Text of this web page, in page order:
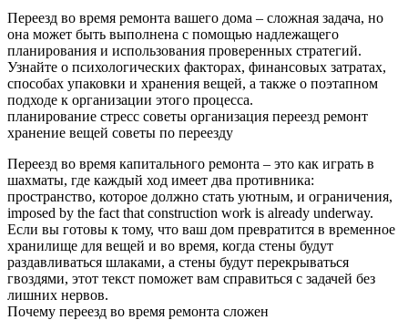
Переезд во время ремонта вашего дома – сложная задача, но
она может быть выполнена с помощью надлежащего
планирования и использования проверенных стратегий.
Узнайте о психологических факторах, финансовых затратах,
способах упаковки и хранения вещей, а также о поэтапном
подходе к организации этого процесса.
планирование стресс советы организация переезд ремонт
хранение вещей советы по переезду
Переезд во время капитального ремонта – это как играть в
шахматы, где каждый ход имеет два противника:
пространство, которое должно стать уютным, и ограничения,
imposed by the fact that construction work is already underway.
Если вы готовы к тому, что ваш дом превратится в временное
хранилище для вещей и во время, когда стены будут
раздавливаться шлаками, а стены будут перекрываться
гвоздями, этот текст поможет вам справиться с задачей без
лишних нервов.
Почему переезд во время ремонта сложен